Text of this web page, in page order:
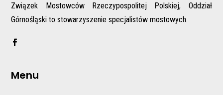
Związek Mostowców Rzeczypospolitej Polskiej, Oddział
Górnośląski to stowarzyszenie specjalistów mostowych.
Menu